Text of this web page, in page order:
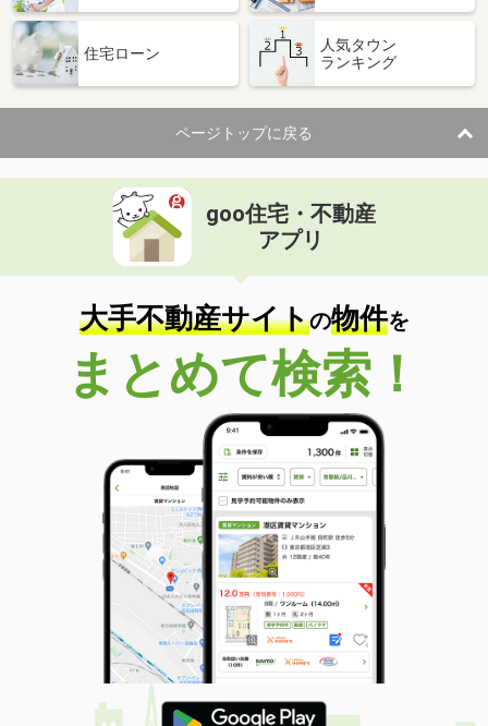
住宅ローン
人気タウン
ランキング
ページトップに戻る
goo住宅・不動産
アプリ
大手不動産サイトの物件を
まとめて検索！